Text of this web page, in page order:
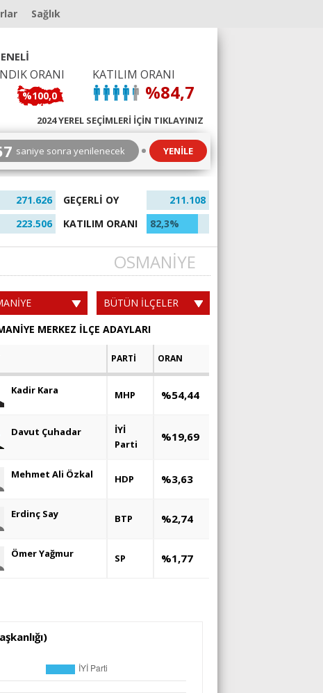
Sağlık
ORANI
%100,0
KATILIM ORANI
%84,7
2024 YEREL SEÇİMLERİ İÇİN TIKLAYINIZ
saniye sonra yenilenecek YENİLE
271.626
223.506
GEÇERLİ OY
211.108
KATILIM ORANI
82,3%
OSMANİYE
BÜTÜN İLÇELER
MERKEZ İLÇE ADAYLARI
PARTİ ORAN
Kadir Kara MHP %54,44
Davut Çuhadar
İYİ
Parti
%19,69
Mehmet Ali Özkal HDP %3,63
Erdinç Say BTP %2,74
Ömer Yağmur SP
%1,77